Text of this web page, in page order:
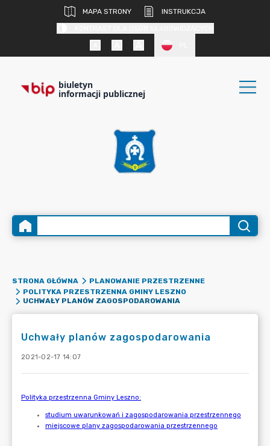
MAPA STRONY
INSTRUKCJA
biuletyn
informacji publicznej
STRONA GŁÓWNA
PLANOWANIE PRZESTRZENNE
POLITYKA PRZESTRZENNA GMINY LESZNO
UCHWAŁY PLANÓW ZAGOSPODAROWANIA
Uchwały planów zagospodarowania
2021-02-17 14:07